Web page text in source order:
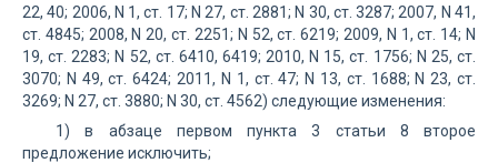
22, 40; 2006, N 1, ст. 17; N 27, ст. 2881; N 30, ст. 3287; 2007, N 41,
ст. 4845; 2008, N 20, ст. 2251; N 52, ст. 6219; 2009, N 1, ст. 14; N
19, ст. 2283; N 52, ст. 6410, 6419; 2010, N 15, ст. 1756; N 25, ст.
3070; N 49, ст. 6424; 2011, N 1, ст. 47; N 13, ст. 1688; N 23, ст.
3269; N 27, ст. 3880; N 30, ст. 4562) следующие изменения:
1) в абзаце первом пункта 3 статьи 8 второе
предложение исключить;